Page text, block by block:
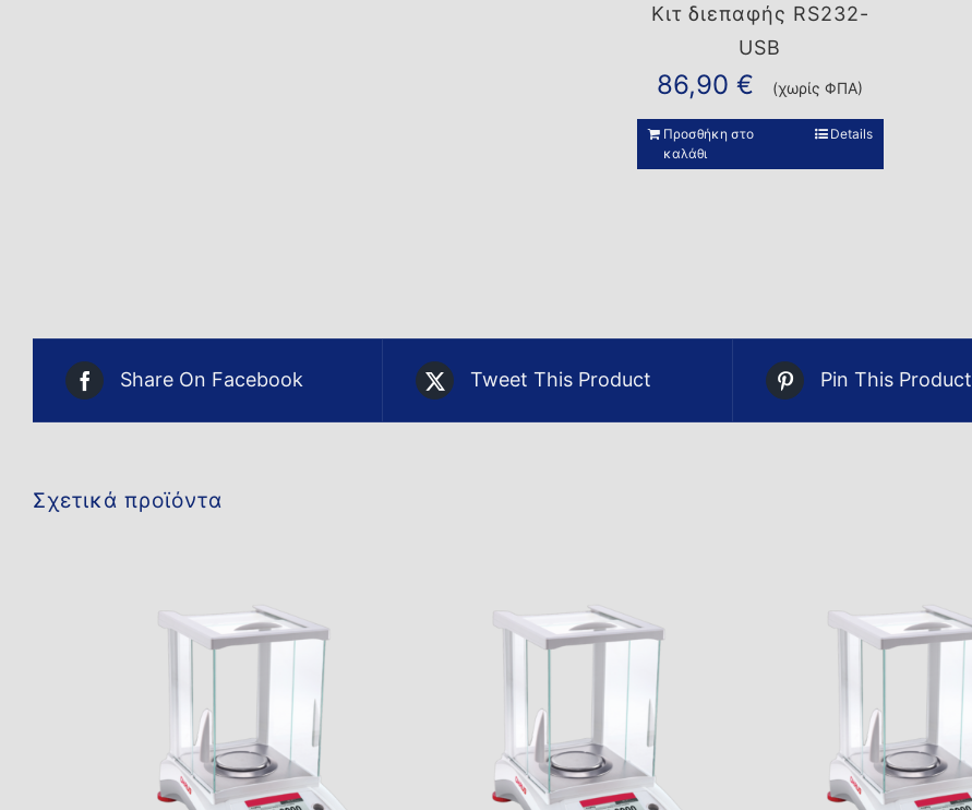
Κιτ διεπαφής RS232-
USB
86,90€ (χωρίς ΦΠΑ)
Προσθήκη στο
καλάθι
Details
Share On Facebook Tweet This Product Pin This Product
Σχετικά προϊόντα